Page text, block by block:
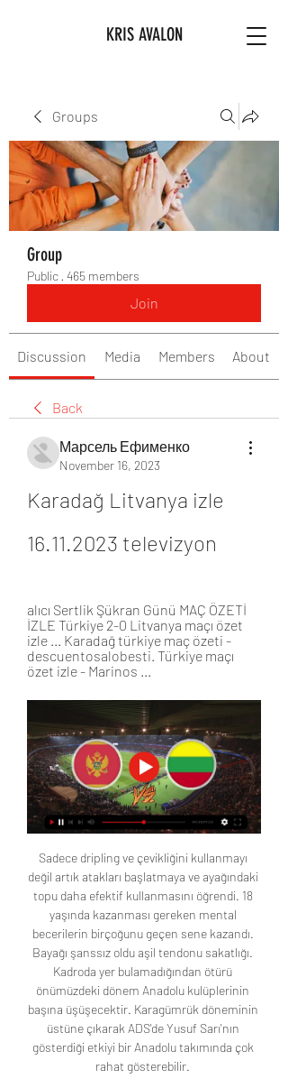
KRIS AVALON
Groups
Group
Public · 465 members
Join
Discussion Media Members About
Back
Марсель Ефименко
November 16, 2023
Karadağ Litvanya izle
16.11.2023 televizyon
alıcı Sertlik Şükran Günü MAÇ ÖZETİ
İZLE Türkiye 2-0 Litvanya maçı özet
izle ... Karadağ türkiye maç özeti -
descuentosalobesti. Türkiye maçı
özet izle - Marinos ...
Sadece dripling ve çevikliğini kullanmayı
değil artık atakları başlatmaya ve ayağındaki
topu daha efektif kullanmasını öğrendi. 18
yaşında kazanması gereken mental
becerilerin birçoğunu geçen sene kazandı.
Bayağı şanssız oldu aşil tendonu sakatlığı.
Kadroda yer bulamadığından ötürü
önümüzdeki dönem Anadolu kulüplerinin
başına üşüşecektir. Karagümrük döneminin
üstüne çıkarak ADS'de Yusuf Sarı'nın
gösterdiği etkiyi bir Anadolu takımında çok
rahat gösterebilir.